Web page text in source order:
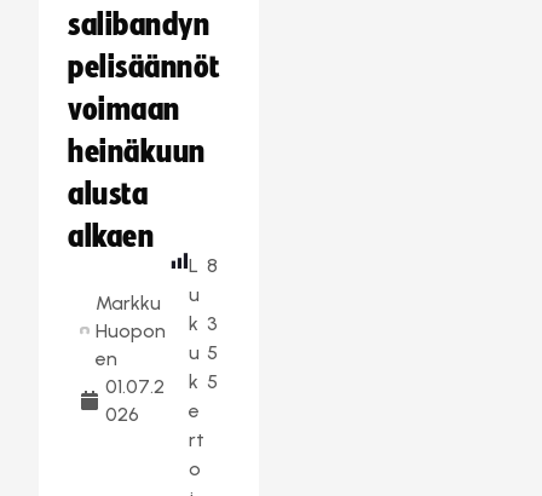
salibandyn
pelisäännöt
voimaan
heinäkuun
alusta
alkaen
Markku
Huopon
en
01.07.2
026
L
u
k
u
k
e
rt
o
8
3
5
5